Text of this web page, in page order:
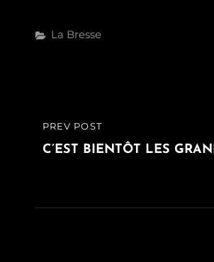
Categories
La Bresse
Navigation
de
PREVIOUS
POST
PREV POST
C’EST BIENTÔT LES